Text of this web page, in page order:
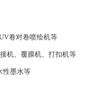
卷对卷喷绘机等
机、覆膜机、打扣机等
性墨水等